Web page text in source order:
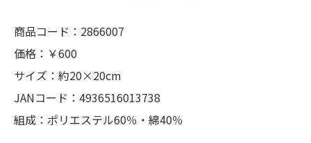
商品コード：2866007
価格：￥600
サイズ：約20×20cm
JANコード：4936516013738
組成：ポリエステル60％・綿40％